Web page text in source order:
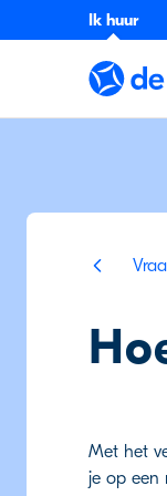
Ik huur
Met het
je op een